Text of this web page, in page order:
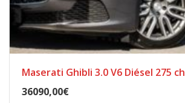
Maserati Ghibli 3.0 V6 Diésel 275 ch
36090,00€